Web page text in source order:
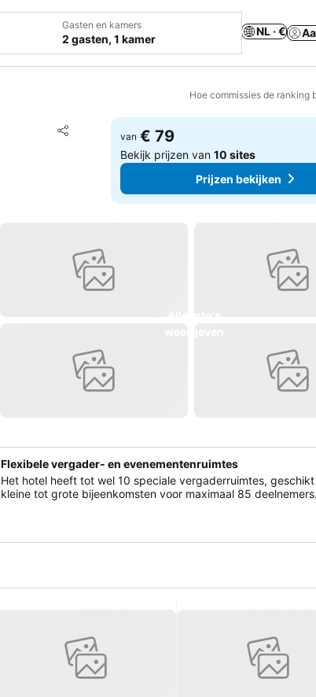
Gasten en kamers
2 gasten, 1 kamer
NL · €
Hoe commissies de ranking
Delen
Toevoegen aan favorieten
van € 79
Bekijk prijzen van10 sites
Prijzen bekijken
Flexibele vergader- en evenementenruimtes
Het hotel heeft tot wel 10 speciale vergaderruimtes,
kleine tot grote bijeenkomsten voor maximaal 85 deelnemers.